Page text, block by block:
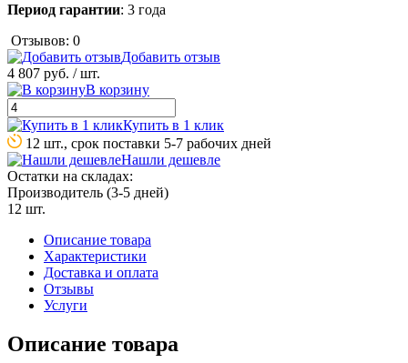
Период гарантии: 3 года
Отзывов: 0
Добавить отзыв
4 807 руб. / шт.
В корзину
Купить в 1 клик
12 шт., срок поставки 5-7 рабочих дней
Нашли дешевле
Остатки на складах:
Производитель (3-5 дней)
12 шт.
Описание товара
Характеристики
Доставка и оплата
Отзывы
Услуги
Описание товара